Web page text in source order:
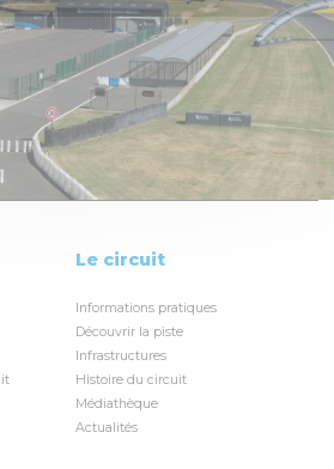
Le circuit
Informations pratiques
Découvrir la piste
Infrastructures
Histoire du circuit
Médiathèque
Actualités